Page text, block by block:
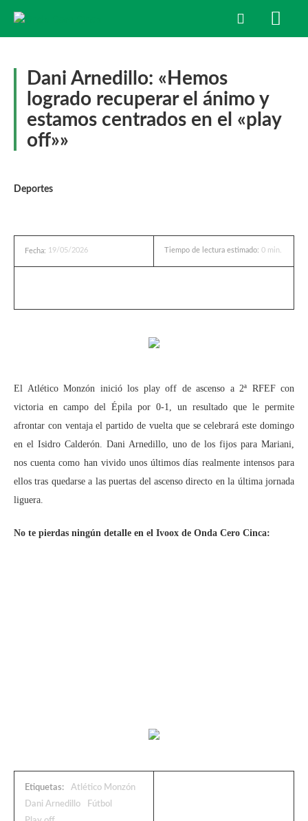
Dani Arnedillo: «Hemos
logrado recuperar el ánimo y
estamos centrados en el «play
off»»
Deportes
Fecha: 19/05/2026 Tiempo de lectura estimado: 0 min.
El Atlético Monzón inició los play off de ascenso a 2ª RFEF con
victoria en campo del Épila por 0-1, un resultado que le permite
afrontar con ventaja el partido de vuelta que se celebrará este domingo
en el Isidro Calderón. Dani Arnedillo, uno de los fijos para Mariani,
nos cuenta como han vivido unos últimos días realmente intensos para
ellos tras quedarse a las puertas del ascenso directo en la última jornada
liguera.
No te pierdas ningún detalle en el Ivoox de Onda Cero Cinca:
Etiquetas:
Atlético Monzón
Dani Arnedillo
Fútbol